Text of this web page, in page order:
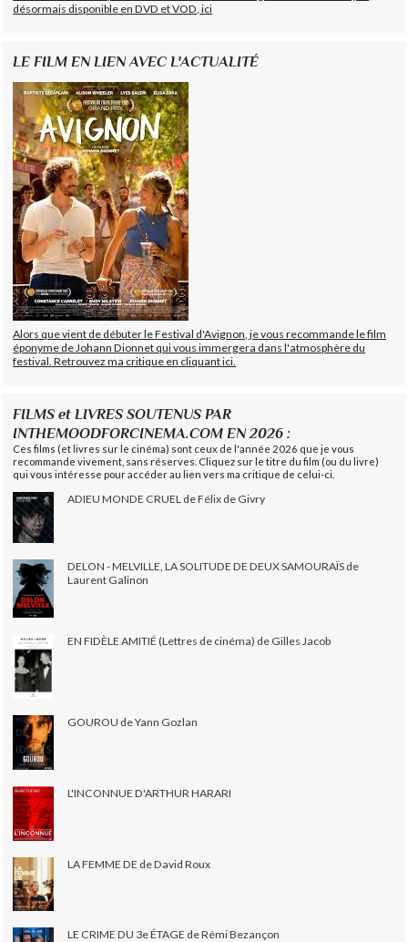
désormais disponible en DVD et VOD, ici
LE FILM EN LIEN AVEC L'ACTUALITÉ
Alors que vient de débuter le Festival d'Avignon, je vous recommande le film
éponyme de Johann Dionnet qui vous immergera dans l'atmosphère du
festival. Retrouvez ma critique en cliquant ici.
FILMS et LIVRES SOUTENUS PAR
INTHEMOODFORCINEMA.COM EN 2026 :
Ces films (et livres sur le cinéma) sont ceux de l'année 2026 que je vous
recommande vivement, sans réserves. Cliquez sur le titre du film (ou du livre)
qui vous intéresse pour accéder au lien vers ma critique de celui-ci.
ADIEU MONDE CRUEL de Félix de Givry
DELON - MELVILLE, LA SOLITUDE DE DEUX SAMOURAÏS de
Laurent Galinon
EN FIDÈLE AMITIÉ (Lettres de cinéma) de Gilles Jacob
GOUROU de Yann Gozlan
L'INCONNUE D'ARTHUR HARARI
LA FEMME DE de David Roux
LE CRIME DU 3e ÉTAGE de Rémi Bezançon